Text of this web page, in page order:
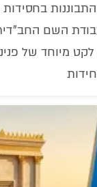
בחסידות
השם
לקט מיוחד של